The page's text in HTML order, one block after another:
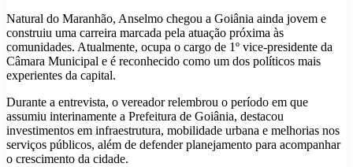
Natural do Maranhão, Anselmo chegou a Goiânia ainda jovem e
construiu uma carreira marcada pela atuação próxima às
comunidades. Atualmente, ocupa o cargo de 1º vice-presidente da
Câmara Municipal e é reconhecido como um dos políticos mais
experientes da capital.
Durante a entrevista, o vereador relembrou o período em que
assumiu interinamente a Prefeitura de Goiânia, destacou
investimentos em infraestrutura, mobilidade urbana e melhorias nos
serviços públicos, além de defender planejamento para acompanhar
o crescimento da cidade.